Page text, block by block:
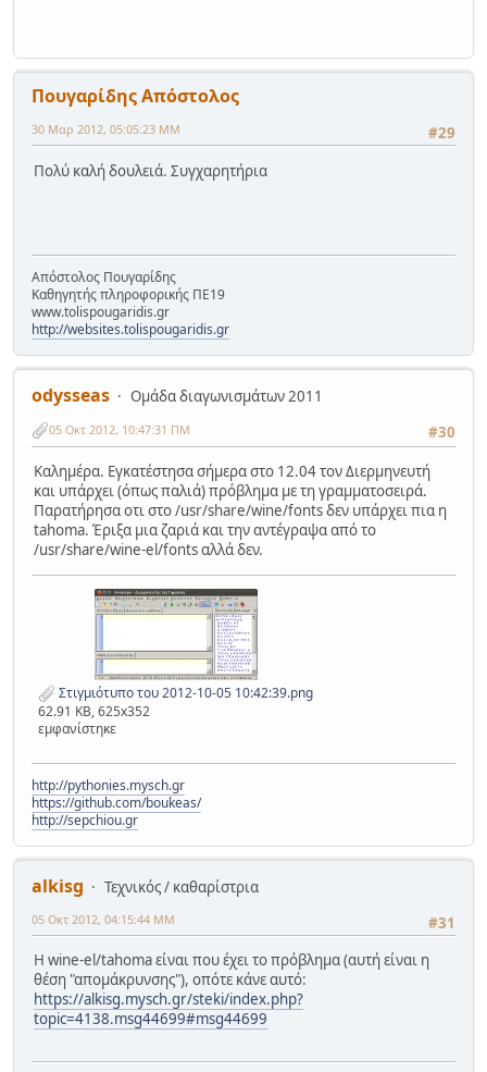
Πουγαρίδης Απόστολος
#29
30 Μαρ 2012, 05:05:23 ΜΜ
Πολύ καλή δουλειά. Συγχαρητήρια
Απόστολος Πουγαρίδης
Καθηγητής πληροφορικής ΠΕ19
www.tolispougaridis.gr
http://websites.tolispougaridis.gr
odysseas
Ομάδα διαγωνισμάτων 2011
#30
05 Οκτ 2012, 10:47:31 ΠΜ
Καλημέρα. Εγκατέστησα σήμερα στο 12.04 τον Διερμηνευτή
και υπάρχει (όπως παλιά) πρόβλημα με τη γραμματοσειρά.
Παρατήρησα οτι στο /usr/share/wine/fonts δεν υπάρχει πια η
tahoma. Έριξα μια ζαριά και την αντέγραψα από το
/usr/share/wine-el/fonts αλλά δεν.
Στιγμιότυπο του 2012-10-05 10:42:39.png
62.91 KB, 625x352
εμφανίστηκε
http://pythonies.mysch.gr
https://github.com/boukeas/
http://sepchiou.gr
alkisg
Τεχνικός / καθαρίστρια
#31
05 Οκτ 2012, 04:15:44 ΜΜ
Η wine-el/tahoma είναι που έχει το πρόβλημα (αυτή είναι η
θέση "απομάκρυνσης"), οπότε κάνε αυτό:
https://alkisg.mysch.gr/steki/index.php?
topic=4138.msg44699#msg44699